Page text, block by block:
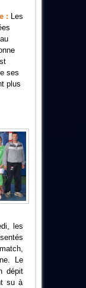
: Les
ses
plus
les
Le
dépit
su à